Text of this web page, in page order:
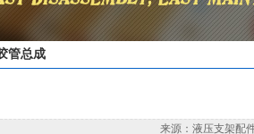
管总成
来源：液压支架配